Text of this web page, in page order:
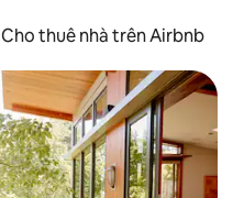
Cho thuê nhà trên Airbnb